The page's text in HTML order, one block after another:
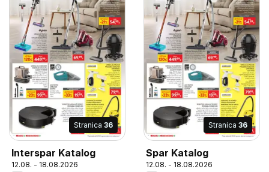
Stranica 36
Interspar Katalog
12.08. - 18.08.2026
Stranica 36
Spar Katalog
12.08. - 18.08.2026